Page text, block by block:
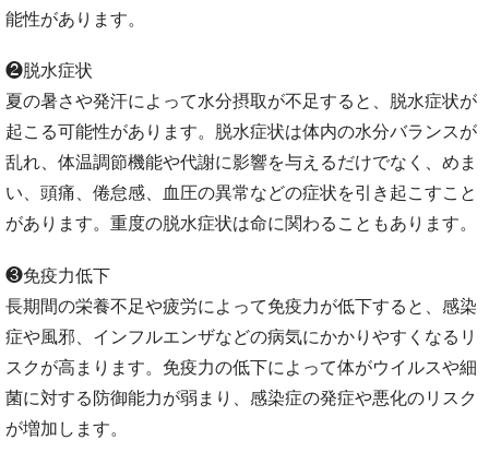
能性があります。
❷脱水症状
夏の暑さや発汗によって水分摂取が不足すると、脱水症状が
起こる可能性があります。脱水症状は体内の水分バランスが
乱れ、体温調節機能や代謝に影響を与えるだけでなく、めま
い、頭痛、倦怠感、血圧の異常などの症状を引き起こすこと
があります。重度の脱水症状は命に関わることもあります。
❸免疫力低下
長期間の栄養不足や疲労によって免疫力が低下すると、感染
症や風邪、インフルエンザなどの病気にかかりやすくなるリ
スクが高まります。免疫力の低下によって体がウイルスや細
菌に対する防御能力が弱まり、感染症の発症や悪化のリスク
が増加します。